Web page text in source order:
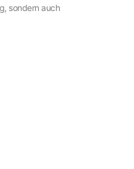
sondern auch